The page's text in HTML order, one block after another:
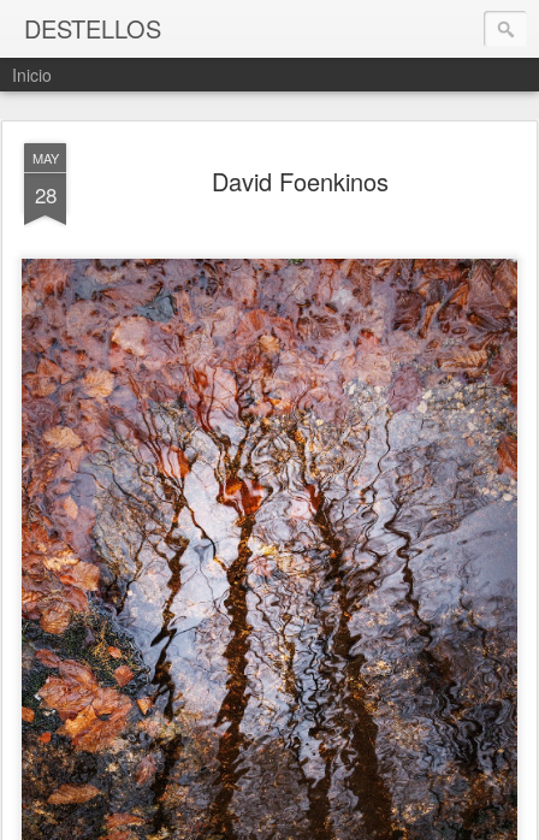
DESTELLOS
Inicio
MAY
28 David Foenkinos